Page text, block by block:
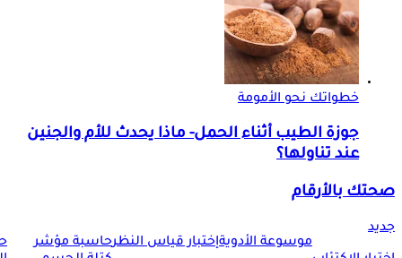
خطواتك نحو الأمومة
جوزة الطيب أثناء الحمل- ماذا يحدث للأم والجنين
عند تناولها؟
صحتك بالأرقام
جديد
موسوعة الأدويةإختبار قياس النظرحاسبة مؤشر